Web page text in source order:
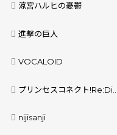
涼宮ハルヒの憂鬱
進撃の巨人
VOCALOID
プリンセスコネクト!Re:Dive
nijisanji